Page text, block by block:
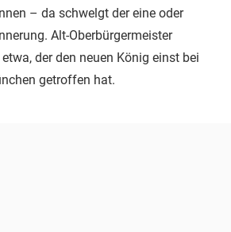
– da schwelgt der eine oder
Alt-Oberbürgermeister
der den neuen König einst bei
getroffen hat.